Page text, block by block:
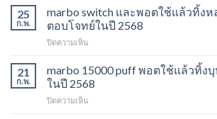
แล้ว
ทิ้ง
เลือก
นิยม
สำหรับ
2568
13k
grape
aloe
รสชาติ
ที่
ไม่
พลาด
25
ก.พ.
marbo switch และพอตใช้แล้วทิ้ง
ตอบโจทย์ในปี 2568
ปิดความเห็น
switch
และ
พอต
ใช้
21
ก.พ.
marbo 15000 puff พอตใช้แล้วทิ้ง
ในปี 2568
ปิดความเห็น